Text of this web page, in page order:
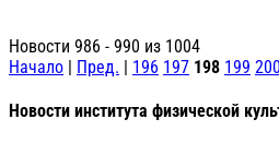
Новости 986 - 990 из 1004
Начало | Пред. | 196 197 198 199 200
Новости института физической